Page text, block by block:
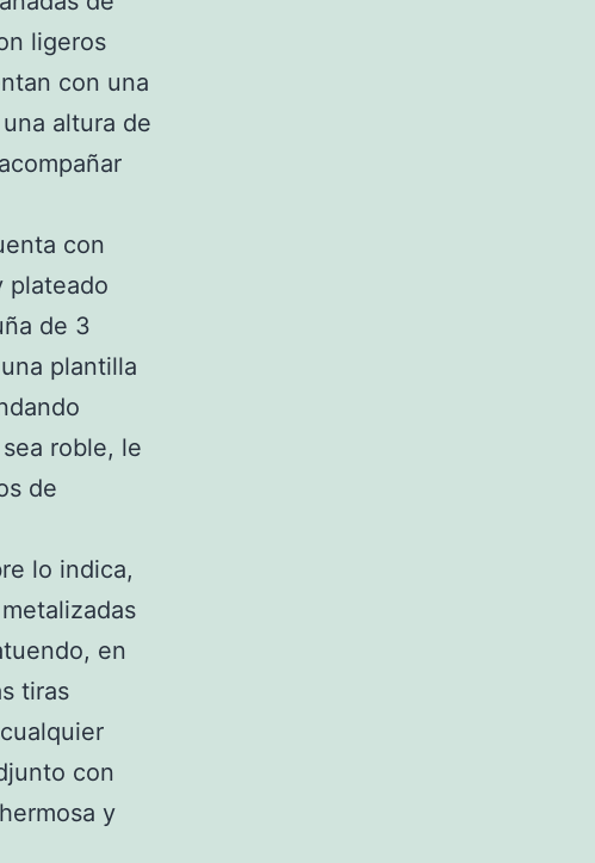
ligeros
con una
altura de
con
plateado
de 3
plantilla
roble, le
de
lo indica,
en
tiras
con
y